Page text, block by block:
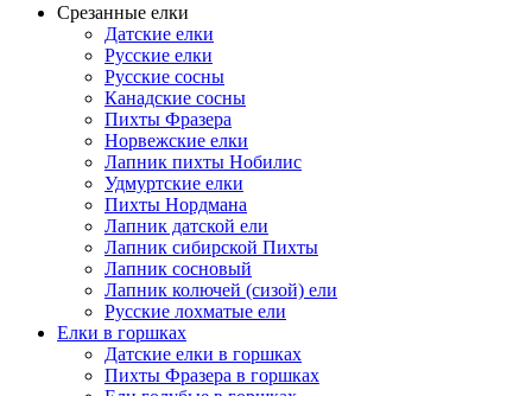
Срезанные елки
Датские елки
Русские елки
Русские сосны
Канадские сосны
Пихты Фразера
Норвежские елки
Лапник пихты Нобилис
Удмуртские елки
Пихты Нордмана
Лапник датской ели
Лапник сибирской Пихты
Лапник сосновый
Лапник колючей (сизой) ели
Русские лохматые ели
Елки в горшках
Датские елки в горшках
Пихты Фразера в горшках